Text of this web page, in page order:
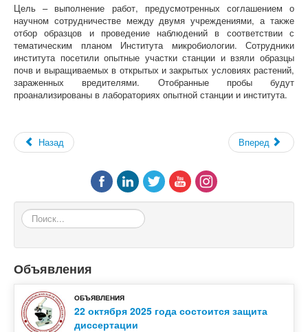
Цель – выполнение работ, предусмотренных соглашением о
научном сотрудничестве между двумя учреждениями, а также
отбор образцов и проведение наблюдений в соответствии с
тематическим планом Института микробиологии. Сотрудники
института посетили опытные участки станции и взяли образцы
почв и выращиваемых в открытых и закрытых условиях растений,
зараженных вредителями. Отобранные пробы будут
проанализированы в лабораториях опытной станции и института.
Назад Вперед
Поиск...
Объявления
ОБЪЯВЛЕНИЯ
22 октября 2025 года состоится защита
диссертации